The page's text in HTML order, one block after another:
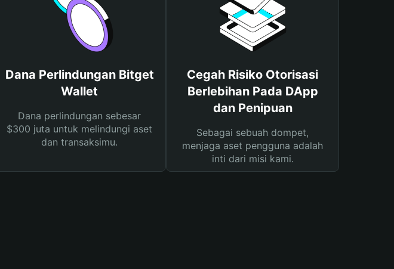
Dana Perlindungan Bitget
Wallet
Dana perlindungan sebesar
$300 juta untuk melindungi aset
dan transaksimu.
Cegah Risiko Otorisasi
Berlebihan Pada DApp
dan Penipuan
Sebagai sebuah dompet,
menjaga aset pengguna adalah
inti dari misi kami.